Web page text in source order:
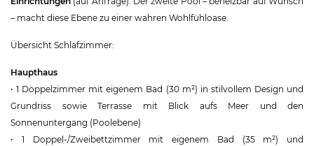
– macht diese Ebene zu einer wahren Wohlfühloase.
Übersicht Schlafzimmer:
Haupthaus
• 1 Doppelzimmer mit eigenem Bad (30 m²) in stilvollem Design und
Grundriss sowie Terrasse mit Blick aufs Meer und den
Sonnenuntergang (Poolebene)
• 1 Doppel-/Zweibettzimmer mit eigenem Bad (35 m²) und